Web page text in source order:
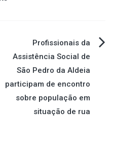
Profissionais da
Assistência Social de
São Pedro da Aldeia
participam de encontro
sobre população em
situação de rua